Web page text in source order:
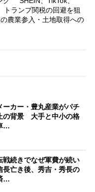
ランプ関税の回避を狙
農業参入・土地取得への
ーカー・豊丸産業がパチ
の背景 大手と中小の格
…
戦続きでなぜ軍費が続い
亡き後、秀吉・秀長の
…